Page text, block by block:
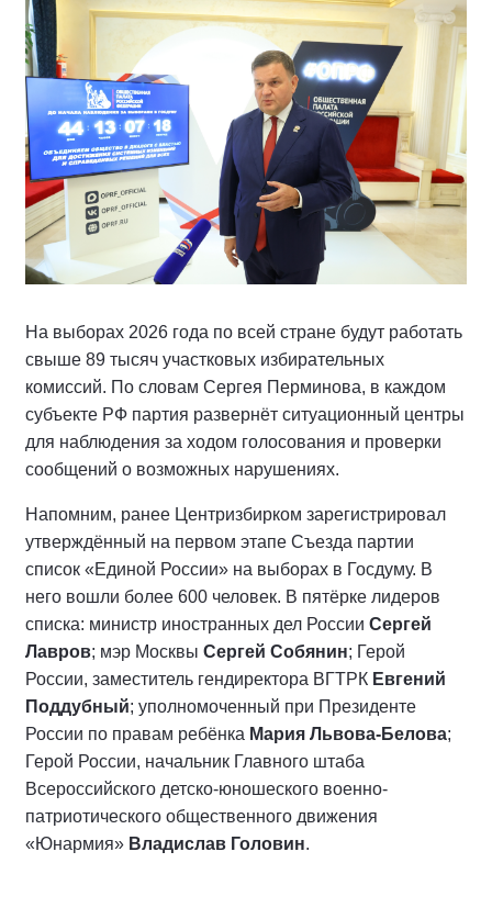
На выборах 2026 года по всей стране будут работать
свыше 89 тысяч участковых избирательных
комиссий. По словам Сергея Перминова, в каждом
субъекте РФ партия развернёт ситуационный центры
для наблюдения за ходом голосования и проверки
сообщений о возможных нарушениях.
Напомним, ранее Центризбирком зарегистрировал
утверждённый на первом этапе Съезда партии
список «Единой России» на выборах в Госдуму. В
него вошли более 600 человек. В пятёрке лидеров
списка: министр иностранных дел России Сергей
Лавров; мэр Москвы Сергей Собянин; Герой
России, заместитель гендиректора ВГТРК Евгений
Поддубный; уполномоченный при Президенте
России по правам ребёнка Мария Львова-Белова;
Герой России, начальник Главного штаба
Всероссийского детско-юношеского военно-
патриотического общественного движения
«Юнармия» Владислав Головин.